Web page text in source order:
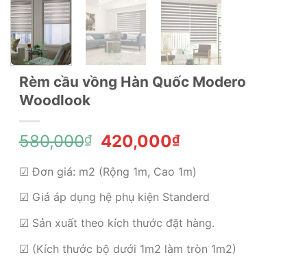
Rèm cầu vồng Hàn Quốc Modero
Woodlook
580,000₫
Giá
là:
580,000₫.
420,000₫Giá
tại
là:
420,000₫.
☑ Đơn giá: m2 (Rộng 1m, Cao 1m)
☑ Giá áp dụng hệ phụ kiện Standerd
☑ Sản xuất theo kích thước đặt hàng.
☑ (Kích thước bộ dưới 1m2 làm tròn 1m2)